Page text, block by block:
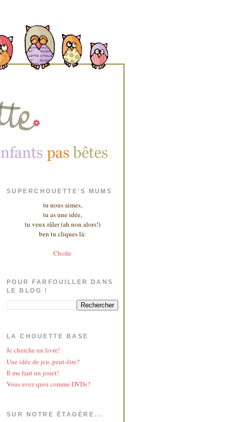
SUPERCHOUETTE'S MUMS
tu nous aimes,
tu as une idée,
tu veux râler (ah non alors!)
ben tu cliques là:
Chofie
POUR FARFOUILLER DANS
LE BLOG !
LA CHOUETTE BASE
Je cherche un livre!
Une idée de jeu, peut-être?
Il me faut un jouet!
Vous avez quoi comme DVDs?
SUR NOTRE ÉTAGÈRE...